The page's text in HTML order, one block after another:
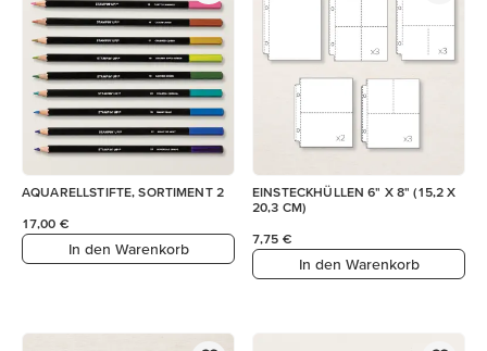
AQUARELLSTIFTE, SORTIMENT 2
17,00 €
In den Warenkorb
EINSTECKHÜLLEN 6" X 8" (15,2 X
20,3 CM)
7,75 €
In den Warenkorb